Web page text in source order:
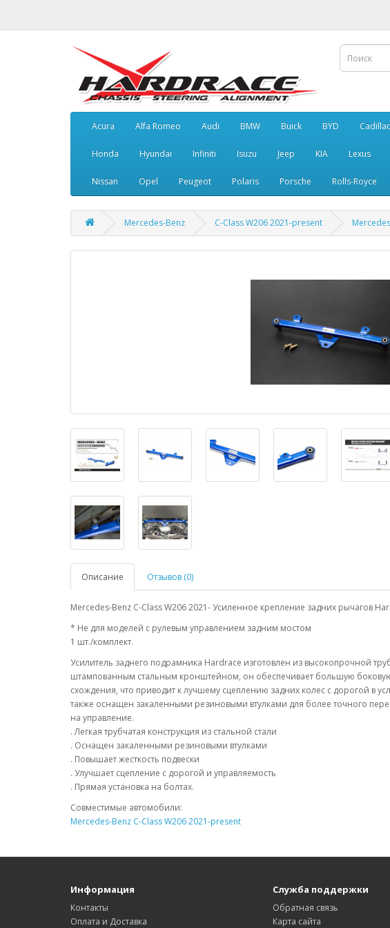
Acura Alfa Romeo Audi BMW Buick BYD Cadillac
Honda Hyundai Infiniti Isuzu Jeep KIA Lexus
Nissan Opel Peugeot Polaris Porsche Rolls-Royce
Mercedes-Benz C-Class W206 2021-present
Описание Отзывов (0)
Mercedes-Benz C-Class W206 2021- Усиленное крепление задних рычагов
* Не для моделей с рулевым управлением задним мостом
1 шт./комплект.
Усилитель заднего подрамника Hardrace изготовлен из высокопрочной
штампованным стальным кронштейном, он обеспечивает большую боковую
схождения, что приводит к лучшему сцеплению задних колес с дорогой в
также оснащен закаленными резиновыми втулками для более точного
на управление.
. Легкая трубчатая конструкция из стальной стали
. Оснащен закаленными резиновыми втулками
. Повышает жесткость подвески
. Улучшает сцепление с дорогой и управляемость
. Прямая установка на болтах.
Совместимые автомобили:
Mercedes-Benz C-Class W206 2021-present
Информация
Контакты
Оплата и Доставка
Служба поддержки
Обратная связь
Карта сайта